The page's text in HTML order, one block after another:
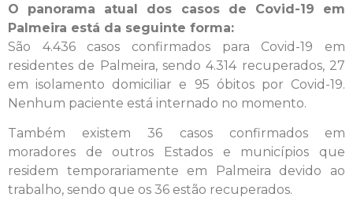
O panorama atual dos casos de Covid-19 em
Palmeira está da seguinte forma:
São 4.436 casos confirmados para Covid-19 em
residentes de Palmeira, sendo 4.314 recuperados, 27
em isolamento domiciliar e 95 óbitos por Covid-19.
Nenhum paciente está internado no momento.
Também existem 36 casos confirmados em
moradores de outros Estados e municípios que
residem temporariamente em Palmeira devido ao
trabalho, sendo que os 36 estão recuperados.